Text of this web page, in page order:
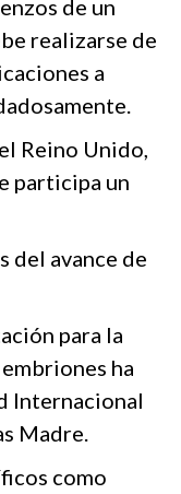
de un
realizarse de
a
Reino Unido,
participa un
del avance de
para la
ha
Internacional
Madre.
como